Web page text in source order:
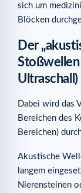
sich um
Blöcken
Der
Ultraschall)
Dabei wird das
Bereichen des
Bereichen)
Akustische
langem
Nierensteinen